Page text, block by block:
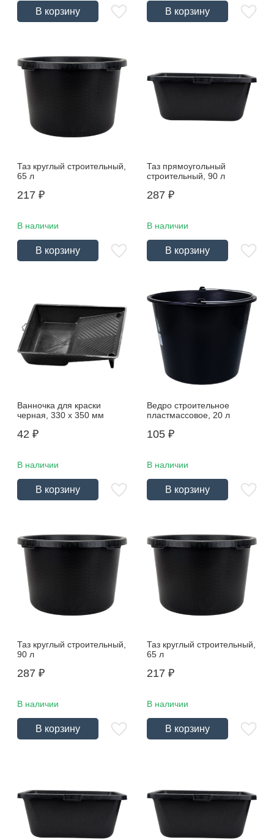
В корзину В корзину
Таз круглый строительный,
65 л
217 ₽
В наличии
В корзину
Таз прямоугольный
строительный, 90 л
287 ₽
В наличии
В корзину
Ванночка для краски
черная, 330 х 350 мм
42 ₽
В наличии
В корзину
Ведро строительное
пластмассовое, 20 л
105 ₽
В наличии
В корзину
Таз круглый строительный,
90 л
287 ₽
В наличии
В корзину
Таз круглый строительный,
65 л
217 ₽
В наличии
В корзину